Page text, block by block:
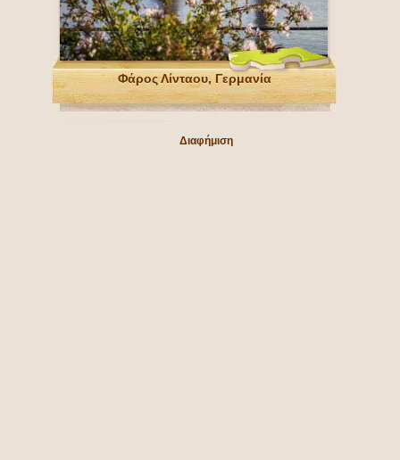
Φάρος Λίνταου, Γερμανία
Διαφήμιση